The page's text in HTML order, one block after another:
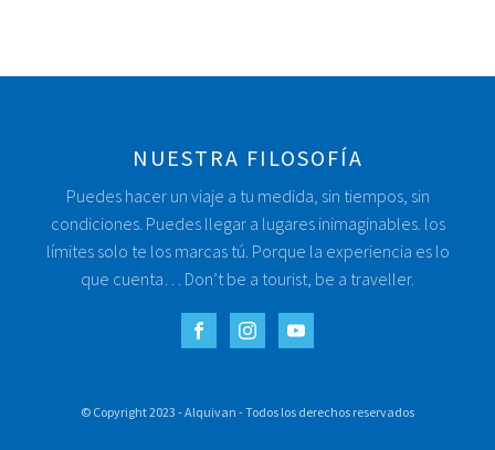
NUESTRA FILOSOFÍA
Puedes hacer un viaje a tu medida, sin tiempos, sin
condiciones. Puedes llegar a lugares inimaginables. los
límites solo te los marcas tú. Porque la experiencia es lo
que cuenta… Don’t be a tourist, be a traveller.
© Copyright 2023 - Alquivan - Todos los derechos reservados